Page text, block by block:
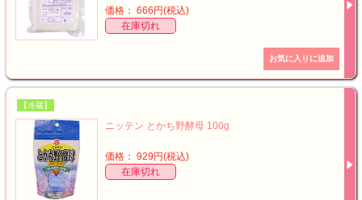
価格： 666円(税込)
在庫切れ
【冷蔵】
ニッテン とかち野酵母 100g
価格： 929円(税込)
在庫切れ